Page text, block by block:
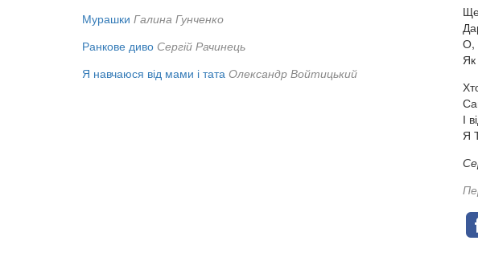
О,
Як
І
Я
Мурашки Галина Гунченко
Ранкове диво Сергій Рачинець
Я навчаюся від мами і тата Олександр Войтицький